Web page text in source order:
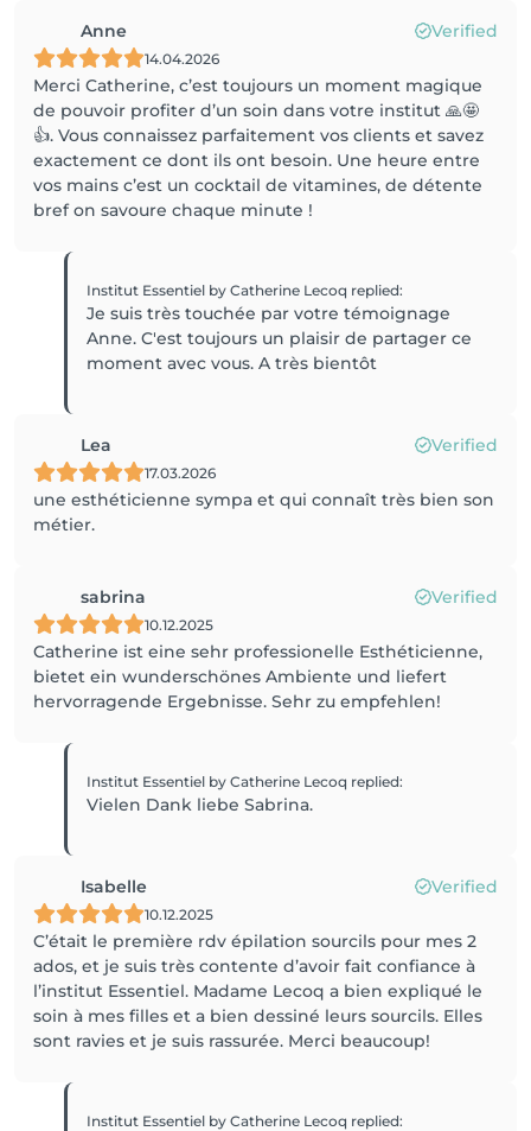
Anne Verified
14.04.2026
Merci Catherine, c’est toujours un moment magique
de pouvoir profiter d’un soin dans votre institut 🙏🤩
👍. Vous connaissez parfaitement vos clients et savez
exactement ce dont ils ont besoin. Une heure entre
vos mains c’est un cocktail de vitamines, de détente
bref on savoure chaque minute !
Institut Essentiel by Catherine Lecoq replied:
Je suis très touchée par votre témoignage
Anne. C'est toujours un plaisir de partager ce
moment avec vous. A très bientôt
Lea Verified
17.03.2026
une esthéticienne sympa et qui connaît très bien son
métier.
sabrina Verified
10.12.2025
Catherine ist eine sehr professionelle Esthéticienne,
bietet ein wunderschönes Ambiente und liefert
hervorragende Ergebnisse. Sehr zu empfehlen!
Institut Essentiel by Catherine Lecoq replied:
Vielen Dank liebe Sabrina.
Isabelle Verified
10.12.2025
C’était le première rdv épilation sourcils pour mes 2
ados, et je suis très contente d’avoir fait confiance à
l’institut Essentiel. Madame Lecoq a bien expliqué le
soin à mes filles et a bien dessiné leurs sourcils. Elles
sont ravies et je suis rassurée. Merci beaucoup!
Institut Essentiel by Catherine Lecoq replied: